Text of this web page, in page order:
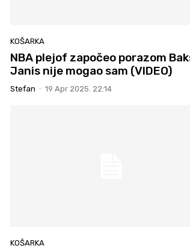
KOŠARKA
NBA plejof započeo porazom
Janis nije mogao sam (VIDEO)
Stefan - 19 Apr 2025. 22:14
KOŠARKA